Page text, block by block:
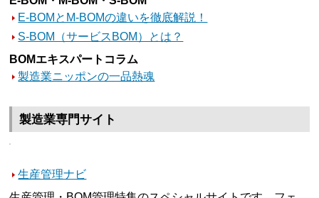
E-BOMとM-BOMの違いを徹底解説！
S-BOM（サービスBOM）とは？
BOMエキスパートコラム
製造業ニッポンの一品熱魂
製造業専門サイト
生産管理ナビ